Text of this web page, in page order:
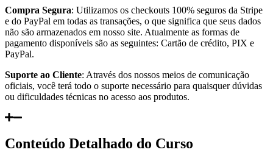
Compra Segura: Utilizamos os checkouts 100% seguros da Stripe
e do PayPal em todas as transações, o que significa que seus dados
não são armazenados em nosso site. Atualmente as formas de
pagamento disponíveis são as seguintes: Cartão de crédito, PIX e
PayPal.
Suporte ao Cliente: Através dos nossos meios de comunicação
oficiais, você terá todo o suporte necessário para quaisquer dúvidas
ou dificuldades técnicas no acesso aos produtos.
Conteúdo Detalhado do Curso